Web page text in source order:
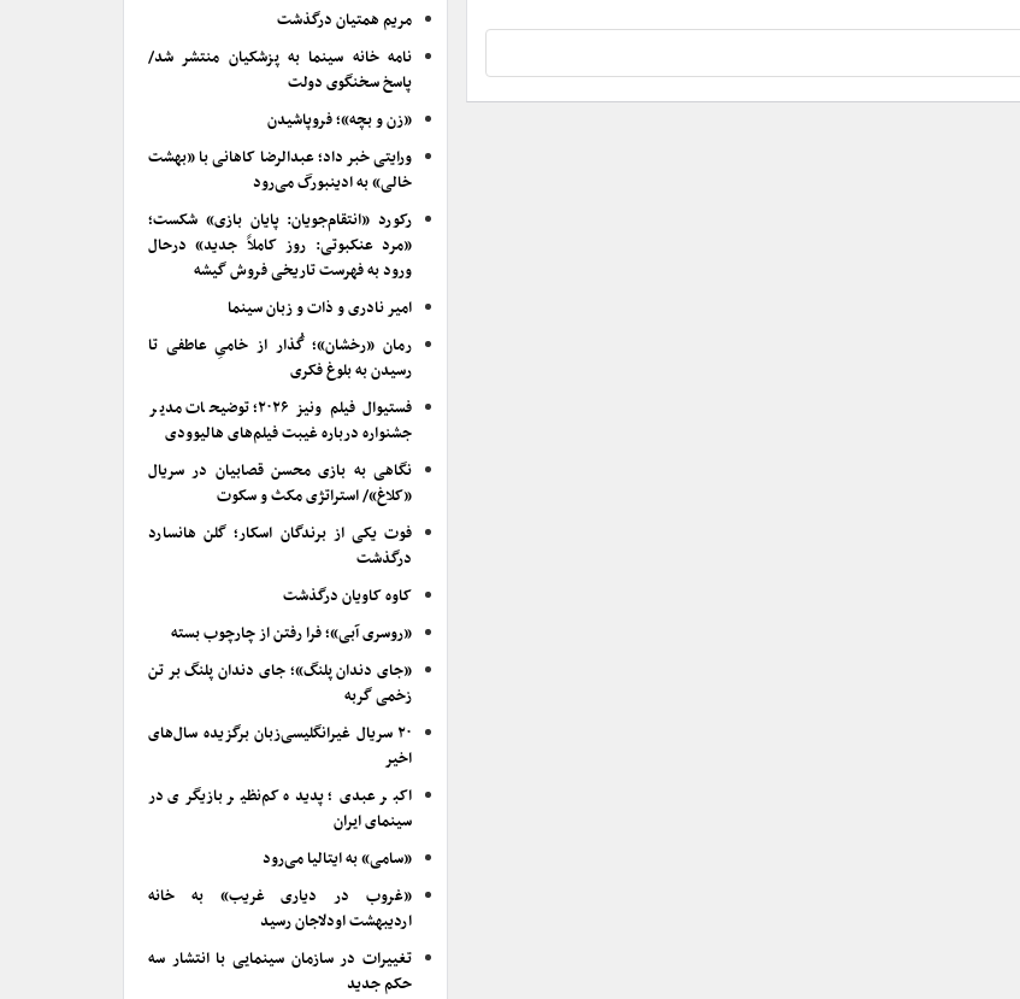
مریم همتیان درگذشت
نامه خانه سینما به پزشکیان منتشر شد/
پاسخ سخنگوی دولت
«زن و بچه»؛ فروپاشیدن
ورایتی خبر داد؛ عبدالرضا کاهانی با «بهشت
خالی» به ادینبورگ می‌رود
رکورد «انتقام‌جویان: پایان بازی» شکست؛
«مرد عنکبوتی: روز کاملاً جدید» درحال
ورود به فهرست تاریخی فروش گیشه
امیر نادری و ذات و زبان سینما
رمان «رخشان»؛ گُذار از خامیِ عاطفی تا
رسیدن به بلوغ فکری
فستیوال فیلم ونیز ۲۰۲۶؛ توضیحات مدیر
جشنواره درباره غیبت فیلم‌های هالیوودی
نگاهی به بازی محسن قصابیان در سریال
«کلاغ»/ استراتژی مکث و سکوت
فوت یکی از برندگان اسکار؛ گلن هانسارد
درگذشت
کاوه کاویان درگذشت
«روسری آبی»؛ فرا رفتن از چارچوب بسته
«جای دندان پلنگ»؛ جای دندان پلنگ بر تن
زخمی گربه
۲۰ سریال غیرانگلیسی‌زبان برگزیده سال‌های
اخیر
اکبر عبدی؛ پدیده کم‌نظیر بازیگری در
سینمای ایران
«سامی» به ایتالیا می‌رود
«غروب در دیاری غریب» به خانه
اردیبهشت اودلاجان رسید
تغییرات در سازمان سینمایی با انتشار سه
حکم جدید